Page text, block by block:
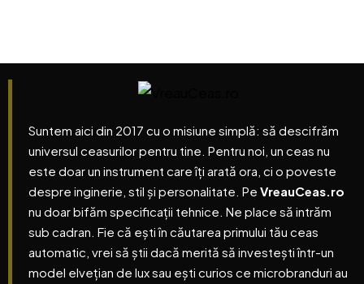
Suntem aici din 2017 cu o misiune simplă: să descifrăm
universul ceasurilor pentru tine. Pentru noi, un ceas nu
este doar un instrument care îți arată ora, ci o poveste
despre inginerie, stil și personalitate. Pe VreauCeas.ro
nu doar bifăm specificații tehnice. Ne place să intrăm
sub cadran. Fie că ești în căutarea primului tău ceas
automatic, vrei să știi dacă merită să investești într-un
model elvețian de lux sau ești curios ce microbranduri au